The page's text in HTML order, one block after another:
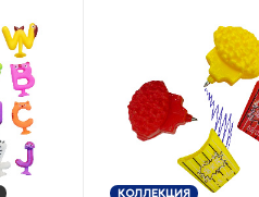
КОЛЛЕКЦИЯ